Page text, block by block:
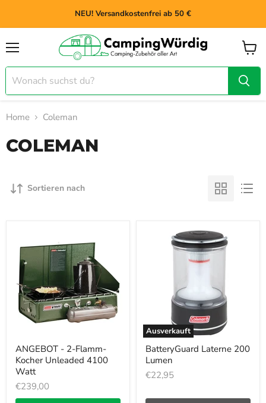
NEU! Versandkostenfrei ab 50 €
Home Coleman
COLEMAN
Sortieren nach
ANGEBOT - 2-Flamm-
Kocher Unleaded 4100
Watt
€239,00
Ausverkauft
BatteryGuard Laterne 200
Lumen
€22,95